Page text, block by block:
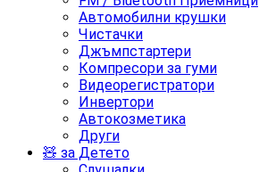
Автомобилни крушки
Чистачки
Джъмпстартери
Компресори за гуми
Видеорегистратори
Инвертори
Автокозметика
Други
🧸 за Детето